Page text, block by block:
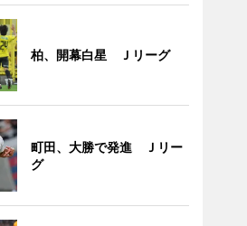
柏、開幕白星 Ｊリーグ
町田、大勝で発進 Ｊリー
グ